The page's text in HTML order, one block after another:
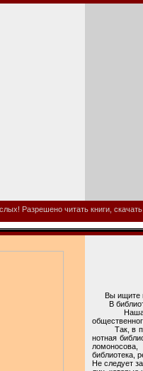
Разрешено читать книги,
Вы ищите
В
Наша
Так, в
нотная
библиотека,
Не следует